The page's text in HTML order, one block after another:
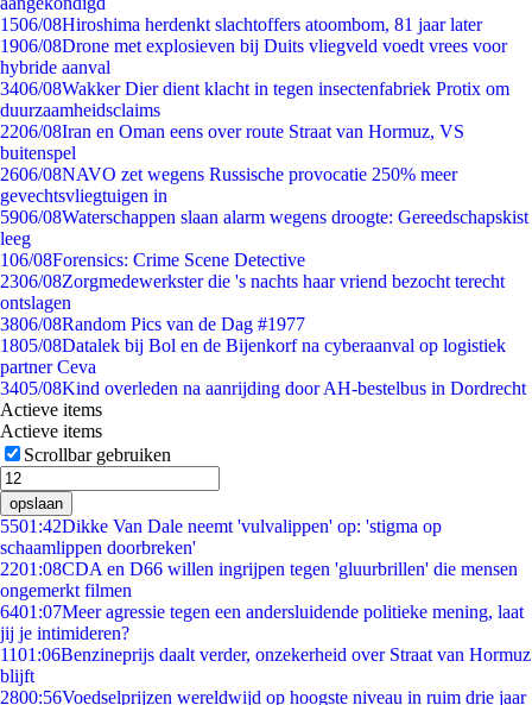
1506/08Hiroshima herdenkt slachtoffers atoombom, 81 jaar later
1906/08Drone met explosieven bij Duits vliegveld voedt vrees voor
hybride aanval
3406/08Wakker Dier dient klacht in tegen insectenfabriek Protix om
duurzaamheidsclaims
2206/08Iran en Oman eens over route Straat van Hormuz, VS
buitenspel
2606/08NAVO zet wegens Russische provocatie 250% meer
gevechtsvliegtuigen in
5906/08Waterschappen slaan alarm wegens droogte: Gereedschapskist
leeg
106/08Forensics: Crime Scene Detective
2306/08Zorgmedewerkster die 's nachts haar vriend bezocht terecht
ontslagen
3806/08Random Pics van de Dag #1977
1805/08Datalek bij Bol en de Bijenkorf na cyberaanval op logistiek
partner Ceva
3405/08Kind overleden na aanrijding door AH-bestelbus in Dordrecht
Actieve items
Actieve items
Scrollbar gebruiken
opslaan
5501:42Dikke Van Dale neemt 'vulvalippen' op: 'stigma op
schaamlippen doorbreken'
2201:08CDA en D66 willen ingrijpen tegen 'gluurbrillen' die mensen
ongemerkt filmen
6401:07Meer agressie tegen een andersluidende politieke mening, laat
jij je intimideren?
1101:06Benzineprijs daalt verder, onzekerheid over Straat van Hormuz
blijft
2800:56Voedselprijzen wereldwijd op hoogste niveau in ruim drie jaar